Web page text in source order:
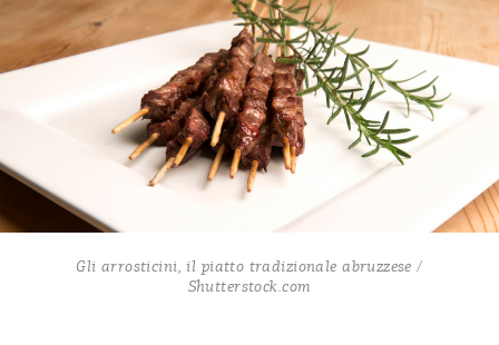
Gli arrosticini, il piatto tradizionale abruzzese /
Shutterstock.com